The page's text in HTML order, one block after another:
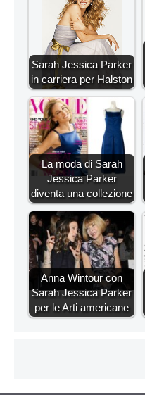
Sarah Jessica Parker
in carriera per Halston
La moda di Sarah
Jessica Parker
diventa una collezione
Anna Wintour con
Sarah Jessica Parker
per le Arti americane